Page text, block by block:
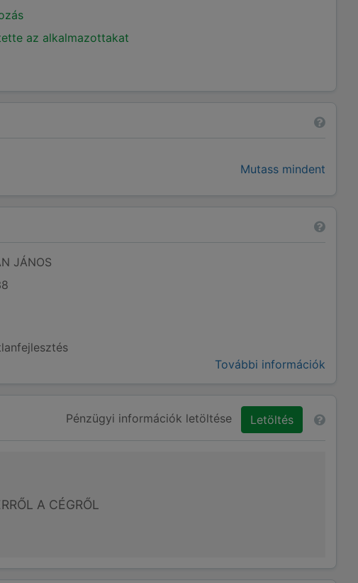
az alkalmazottakat
Mutass mindent
JÁNOS
További információk
Pénzügyi információk letöltése Letöltés
A CÉGRŐL